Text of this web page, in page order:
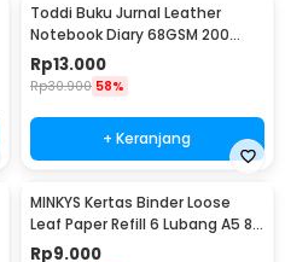
Toddi Buku Jurnal Leather
Notebook Diary 68GSM 200
Halaman Lined A6 - CW-50
Rp13.000
Rp30.900 58%
+ Keranjang
MINKYS Kertas Binder Loose
Leaf Paper Refill 6 Lubang A5 80
Pages Horizontal Line - MY5
Rp9.000